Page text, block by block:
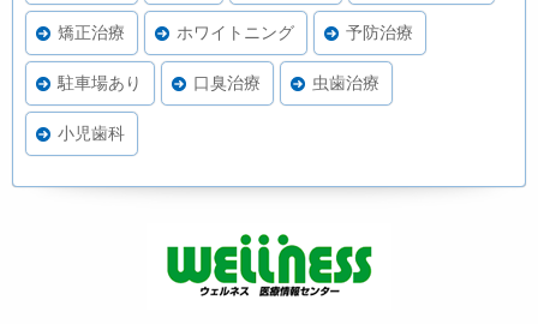
矯正治療 ホワイトニング 予防治療
駐車場あり 口臭治療 虫歯治療
小児歯科